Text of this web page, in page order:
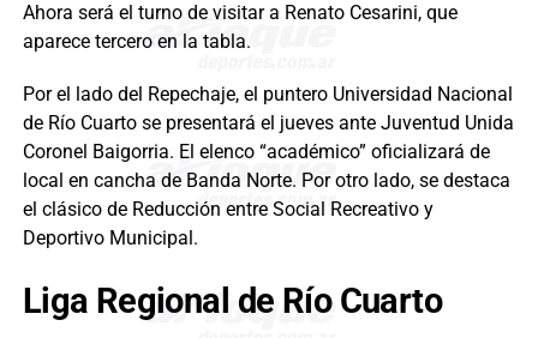
Ahora será el turno de visitar a Renato Cesarini, que
aparece tercero en la tabla.
Por el lado del Repechaje, el puntero Universidad Nacional
de Río Cuarto se presentará el jueves ante Juventud Unida
Coronel Baigorria. El elenco “académico” oficializará de
local en cancha de Banda Norte. Por otro lado, se destaca
el clásico de Reducción entre Social Recreativo y
Deportivo Municipal.
Liga Regional de Río Cuarto